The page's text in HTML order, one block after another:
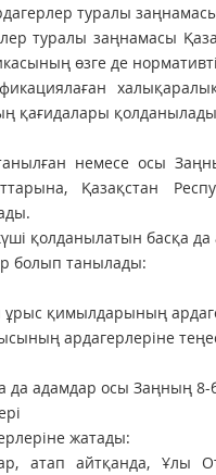
туралы
туралы заңнамасы
өзге де
қағидалары
немесе осы
Қазақстан
қолданылатын басқа да
болып танылады:
ұрыс қимылдарының
ардагерлеріне
да адамдар осы Заңның
жатады:
атап айтқанда, Ұлы